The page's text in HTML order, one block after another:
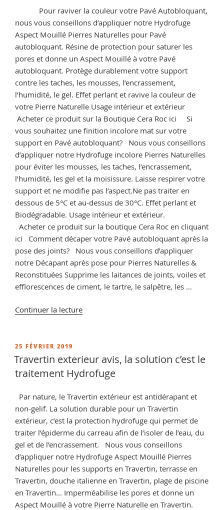
facade,
vente
de
Destructeur
de
dépots
de
salissures
vertes »
Pour raviver la couleur votre Pavé Autobloquant,
nous vous conseillons d’appliquer notre Hydrofuge
Aspect Mouillé Pierres Naturelles pour Pavé
autobloquant. Résine de protection pour saturer les
pores et donne un Aspect Mouillé à votre Pavé
autobloquant. Protège durablement votre support
contre les taches, les mousses, l’encrassement,
l’humidité, le gel. Effet perlant et ravive la couleur de
votre Pierre Naturelle Usage intérieur et extérieur
Acheter ce produit sur la Boutique Cera Roc ici Si
vous souhaitez une finition incolore mat sur votre
support en Pavé autobloquant? Nous vous conseillons
d’appliquer notre Hydrofuge incolore Pierres Naturelles
pour éviter les mousses, les taches, l’encrassement,
l’humidité, les gel et la moisissure. Laisse respirer votre
support et ne modifie pas l’aspect.Ne pas traiter en
dessous de 5°C et au-dessus de 30°C. Effet perlant et
Biodégradable. Usage intérieur et extérieur.
Acheter ce produit sur la boutique Cera Roc en cliquant
ici Comment décaper votre Pavé autobloquant après la
pose des joints? Nous vous conseillons d’appliquer
notre Décapant après pose pour Pierres Naturelles &
Reconstituées Supprime les laitances de joints, voiles et
efflorescences de ciment, le tartre, le salpêtre, les …
Continuer la lecturede
autobloquant,
Hydrofuge
mouillé
de
protection »
PUBLIÉ
LE
25 FÉVRIER 2019
Travertin exterieur avis, la solution c’est le
traitement Hydrofuge
Par nature, le Travertin extérieur est antidérapant et
non-gelif. La solution durable pour un Travertin
extérieur, c’est la protection hydrofuge qui permet de
traiter l’épiderme du carreau afin de l’isoler de l’eau, du
gel et de l’encrassement. Nous vous conseillons
d’appliquer notre Hydrofuge Aspect Mouillé Pierres
Naturelles pour les supports en Travertin, terrasse en
Travertin, douche italienne en Travertin, plage de piscine
en Travertin… Imperméabilise les pores et donne un
Aspect Mouillé à votre Pierre Naturelle en Travertin.